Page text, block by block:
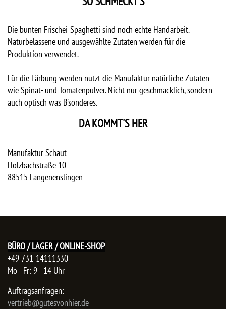
Die bunten Frischei-Spaghetti sind noch echte Handarbeit.
Naturbelassene und ausgewählte Zutaten werden für die
Produktion verwendet.
Für die Färbung werden nutzt die Manufaktur natürliche Zutaten
wie Spinat- und Tomatenpulver. Nicht nur geschmacklich, sondern
auch optisch was B'sonderes.
DA KOMMT'S HER
Manufaktur Schaut
Holzbachstraße 10
88515 Langenenslingen
BÜRO / LAGER / ONLINE-SHOP
+49 731-14111330
Mo - Fr: 9 - 14 Uhr
Auftragsanfragen:
​vertrieb@gutesvonhier.de